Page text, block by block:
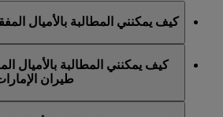
نعم، يمكن للأعضاء الجدد المطالبة
التي تم القيام بها مع طيران
قبل ما يصل إلى شهرين من تاريخ
ومع ذلك، فإن أي معاملات أخرى،
كيف يمكنني المطالبة بالأميال
تسجيل الدخول وإرسال مطالبة عبر
كيف يمكنني المطالبة بالأميال
طيران